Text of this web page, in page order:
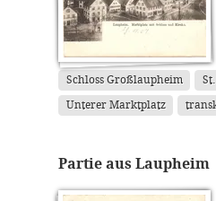
Schloss Großlaupheim
Unterer Marktplatz
Partie aus Laupheim